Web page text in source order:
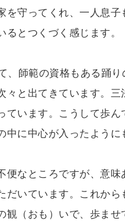
を守ってくれ、一人息
るとつくづく感じます。
、師範の資格もある踊
々と出てきています。
ています。こうして歩
中に中心が入ったように
便なところですが、意
だいています。これか
観（おも）いで、歩ませ